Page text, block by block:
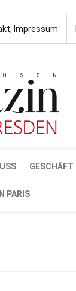
Impressum
GESCHÄFT
PARIS